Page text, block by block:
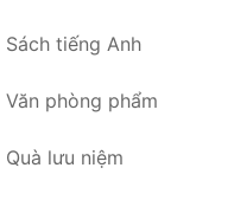
Sách tiếng Anh
Văn phòng phẩm
Quà lưu niệm